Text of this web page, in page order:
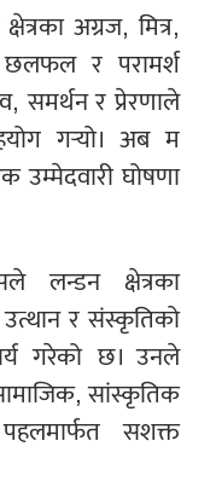
अग्रज, मित्र,
र परामर्श
समर्थन र प्रेरणाले
गर्‍यो। अब म
उम्मेदवारी घोषणा
लन्डन क्षेत्रका
र संस्कृतिको
गरेको छ। उनले
सांस्कृतिक
सशक्त